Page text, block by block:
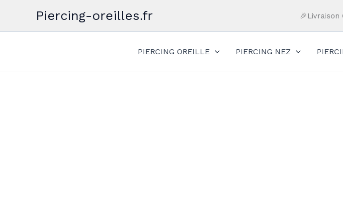
contenu
Piercing-oreilles.fr
PIERCING OREILLE PIERCING NEZ